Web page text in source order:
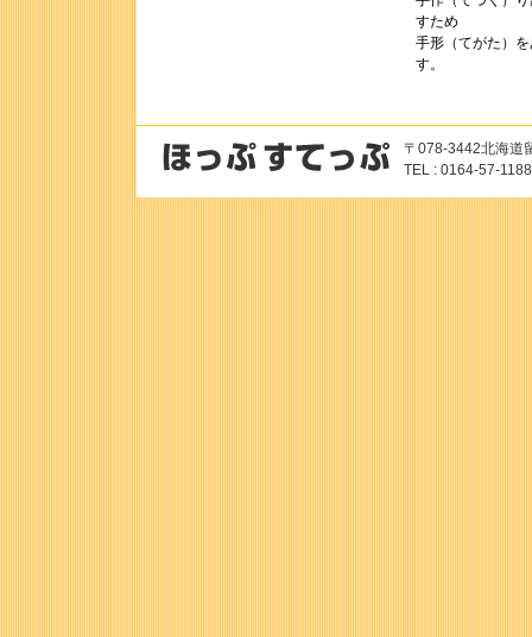
すため
手形（てがた）
す。
〒078-3442北海道
TEL : 0164-57-